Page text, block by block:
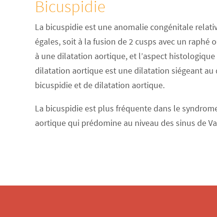
Bicuspidie
La bicuspidie est une anomalie congénitale
égales, soit à la fusion de 2 cusps avec un
à une dilatation aortique, et l’aspect
dilatation aortique est une dilatation siégeant au
bicuspidie et de dilatation aortique.
La bicuspidie est plus fréquente dans le
aortique qui prédomine au niveau des sinus de